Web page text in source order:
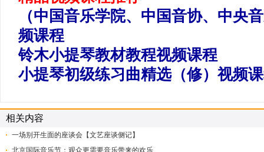
（中国音乐学院、中国音协、中央
频课程
铃木小提琴教材教程视频课程
小提琴初级练习曲精选（修）视频
相关内容
一场别开生面的座谈会【文艺座谈侧记】
北京国际音乐节：观众更需要音乐带来的欢乐